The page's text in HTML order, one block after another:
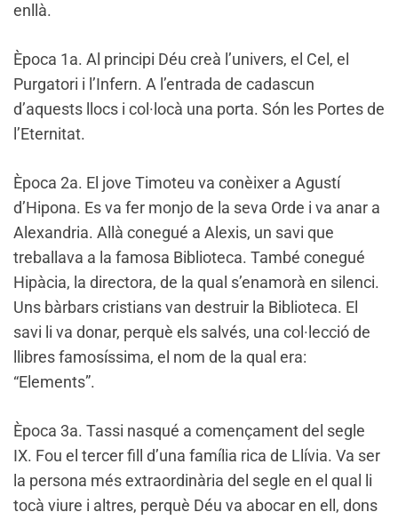
enllà.
Època 1a. Al principi Déu creà l’univers, el Cel, el
Purgatori i l’Infern. A l’entrada de cadascun
d’aquests llocs i col·locà una porta. Són les Portes de
l’Eternitat.
Època 2a. El jove Timoteu va conèixer a Agustí
d’Hipona. Es va fer monjo de la seva Orde i va anar a
Alexandria. Allà conegué a Alexis, un savi que
treballava a la famosa Biblioteca. També conegué
Hipàcia, la directora, de la qual s’enamorà en silenci.
Uns bàrbars cristians van destruir la Biblioteca. El
savi li va donar, perquè els salvés, una col·lecció de
llibres famosíssima, el nom de la qual era:
“Elements”.
Època 3a. Tassi nasqué a començament del segle
IX. Fou el tercer fill d’una família rica de Llívia. Va ser
la persona més extraordinària del segle en el qual li
tocà viure i altres, perquè Déu va abocar en ell, dons